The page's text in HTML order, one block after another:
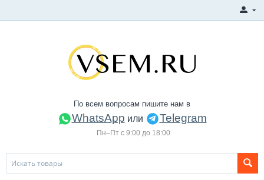
По всем вопросам пишите нам в
WhatsApp или Telegram
Пн–Пт с 9:00 до 18:00